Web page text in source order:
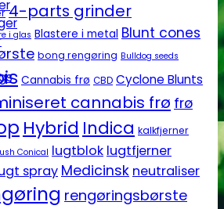
4-parts grinder
i glas Blastere i metal Blunt cones
bong rengøring Bulldog seeds
Cannabis frø CBD Cyclone Blunts
cannabis frø frø
Hybrid Indica kalkfjerner
Conical lugtblok lugtfjerner
spray Medicinsk neutraliser
rengøringsbørste